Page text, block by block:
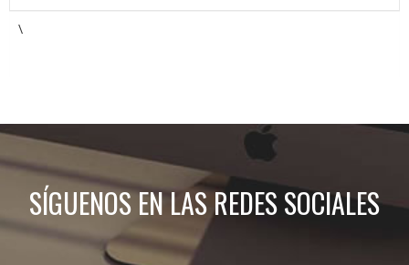
\
SÍGUENOS EN LAS REDES SOCIALES